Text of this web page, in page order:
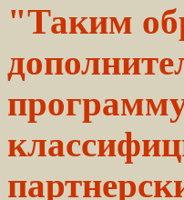
"Таким